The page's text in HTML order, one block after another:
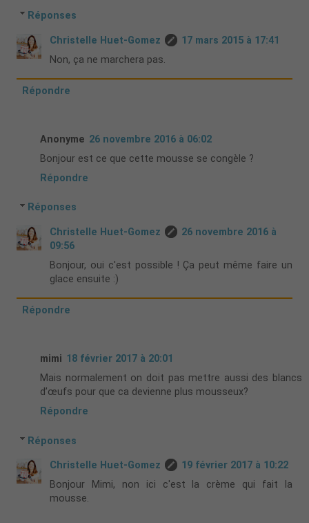
Réponses
Christelle Huet-Gomez
17 mars 2015 à 17:41
Non, ça ne marchera pas.
Répondre
Anonyme 26 novembre 2016 à 06:02
Bonjour est ce que cette mousse se congèle ?
Répondre
Réponses
Christelle Huet-Gomez
26 novembre 2016 à
09:56
Bonjour, oui c'est possible ! Ça peut même faire un
glace ensuite :)
Répondre
mimi 18 février 2017 à 20:01
Mais normalement on doit pas mettre aussi des blancs
d’œufs pour que ca devienne plus mousseux?
Répondre
Réponses
Christelle Huet-Gomez
19 février 2017 à 10:22
Bonjour Mimi, non ici c'est la crème qui fait la
mousse.